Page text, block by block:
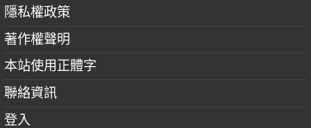
隱私權政策
著作權聲明
本站使用正體字
聯絡資訊
登入